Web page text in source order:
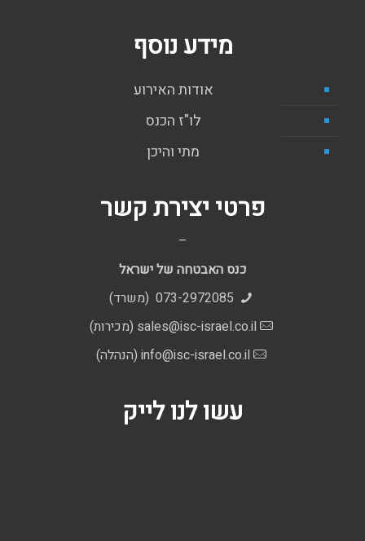
מידע נוסף
אודות האירוע
לו"ז הכנס
מתי והיכן
פרטי יצירת קשר
–
כנס האבטחה של ישראל
sales@isc-israel.co.il (מכירות)
info@isc-israel.co.il(הנהלה)
עשו לנו לייק